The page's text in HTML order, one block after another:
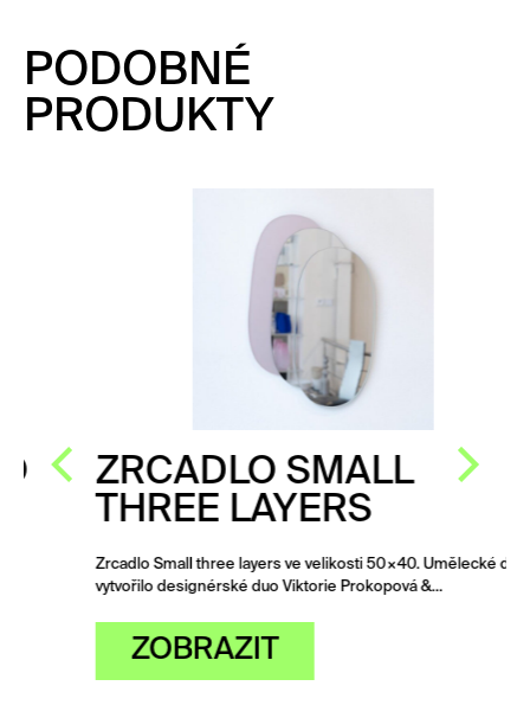
PODOBNÉ
PRODUKTY
ZRCADLO SMALL
THREE LAYERS
Zrcadlo Small three layers ve velikosti 50×40. Umělecké dílo
vytvořilo designérské duo Viktorie Prokopová &…
ZOBRAZIT